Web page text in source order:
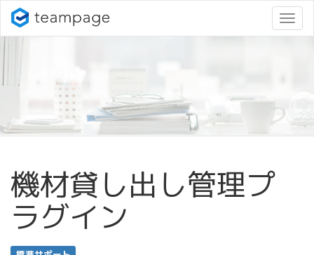
ナ
ビ
機材貸し出し管理プ
ラグイン